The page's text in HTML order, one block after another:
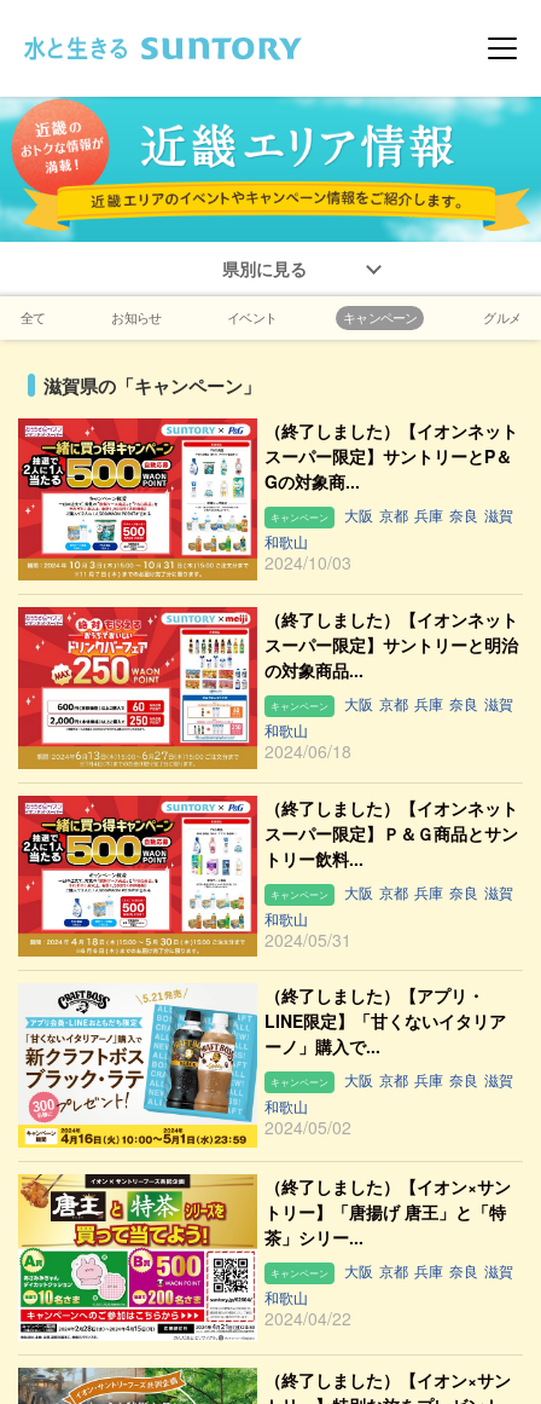
メ
県別に見る
全て お知らせ イベント キャンペーン グルメ
滋賀県の「キャンペーン」
（終了しました）【イオンネット
スーパー限定】サントリーとP＆
Gの対象商...
キャンペーン 大阪 京都 兵庫 奈良 滋賀
和歌山
2024/10/03
（終了しました）【イオンネット
スーパー限定】サントリーと明治
の対象商品...
キャンペーン 大阪 京都 兵庫 奈良 滋賀
和歌山
2024/06/18
（終了しました）【イオンネット
スーパー限定】Ｐ＆Ｇ商品とサン
トリー飲料...
キャンペーン 大阪 京都 兵庫 奈良 滋賀
和歌山
2024/05/31
（終了しました）【アプリ・
LINE限定】「甘くないイタリア
ーノ」購入で...
キャンペーン 大阪 京都 兵庫 奈良 滋賀
和歌山
2024/05/02
（終了しました）【イオン×サン
トリー】「唐揚げ 唐王」と「特
茶」シリー...
キャンペーン 大阪 京都 兵庫 奈良 滋賀
和歌山
2024/04/22
（終了しました）【イオン×サン